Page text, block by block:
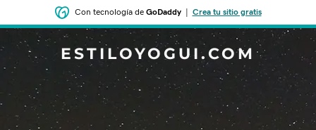
Con tecnología de GoDaddy| Crea tu sitio gratis
ESTILOYOGUI.COM